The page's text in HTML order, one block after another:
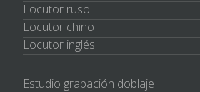
Locutor ruso
Locutor chino
Locutor inglés
Estudio grabación doblaje